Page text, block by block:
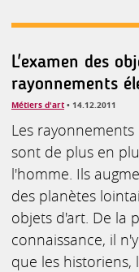
L'examen des
rayonnements
Métiers d'art • 14.12.2011
Les
sont de plus en
l'homme. Ils
des planètes
objets d'art. De la
connaissance, il
que les historiens,